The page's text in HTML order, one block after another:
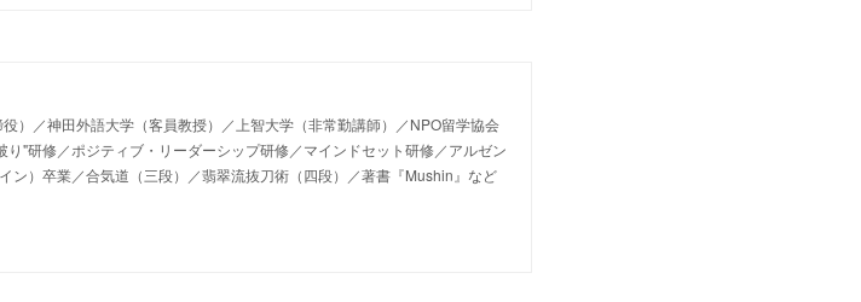
）／神田外語大学（客員教授）／上智大学（非常勤講師）／NPO留学協会
り"研修／ポジティブ・リーダーシップ研修／マインドセット研修／アルゼン
ン）卒業／合気道（三段）／翡翠流抜刀術（四段）／著書『Mushin』など